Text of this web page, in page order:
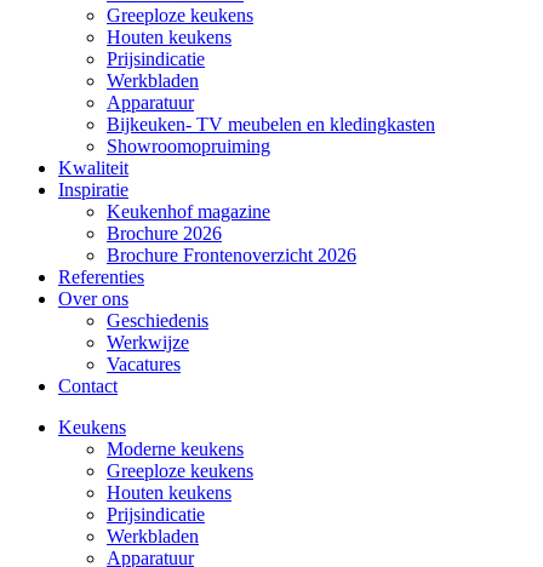
Greeploze keukens
Houten keukens
Prijsindicatie
Werkbladen
Apparatuur
Bijkeuken- TV meubelen en kledingkasten
Showroomopruiming
Kwaliteit
Inspiratie
Keukenhof magazine
Brochure 2026
Brochure Frontenoverzicht 2026
Referenties
Over ons
Geschiedenis
Werkwijze
Vacatures
Contact
Keukens
Moderne keukens
Greeploze keukens
Houten keukens
Prijsindicatie
Werkbladen
Apparatuur